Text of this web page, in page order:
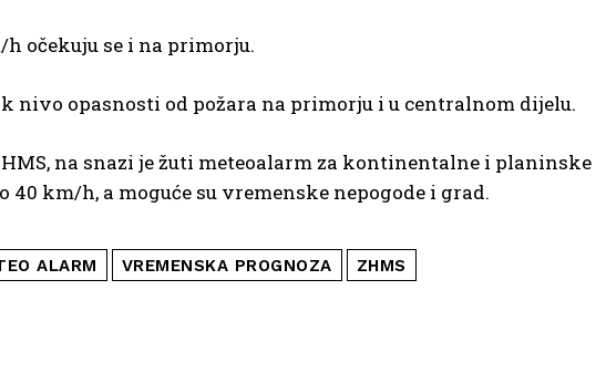
očekuju se i na primorju.
nivo opasnosti od požara na primorju i u centralnom dijelu.
na snazi je žuti meteoalarm za kontinentalne i planinske
40 km/h, a moguće su vremenske nepogode i grad.
ALARM VREMENSKA PROGNOZA ZHMS